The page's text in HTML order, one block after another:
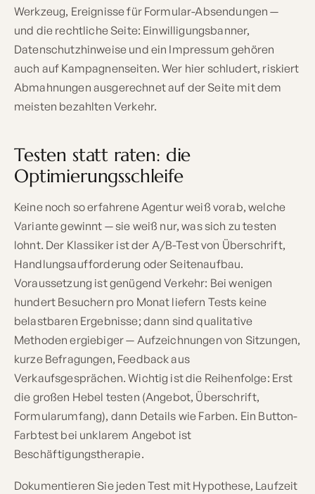
Werkzeug, Ereignisse für Formular-Absendungen —
und die rechtliche Seite: Einwilligungsbanner,
Datenschutzhinweise und ein Impressum gehören
auch auf Kampagnenseiten. Wer hier schludert, riskiert
Abmahnungen ausgerechnet auf der Seite mit dem
meisten bezahlten Verkehr.
Testen statt raten: die
Optimierungsschleife
Keine noch so erfahrene Agentur weiß vorab, welche
Variante gewinnt — sie weiß nur, was sich zu testen
lohnt. Der Klassiker ist der A/B-Test von Überschrift,
Handlungsaufforderung oder Seitenaufbau.
Voraussetzung ist genügend Verkehr: Bei wenigen
hundert Besuchern pro Monat liefern Tests keine
belastbaren Ergebnisse; dann sind qualitative
Methoden ergiebiger — Aufzeichnungen von Sitzungen,
kurze Befragungen, Feedback aus
Verkaufsgesprächen. Wichtig ist die Reihenfolge: Erst
die großen Hebel testen (Angebot, Überschrift,
Formularumfang), dann Details wie Farben. Ein Button-
Farbtest bei unklarem Angebot ist
Beschäftigungstherapie.
Dokumentieren Sie jeden Test mit Hypothese, Laufzeit